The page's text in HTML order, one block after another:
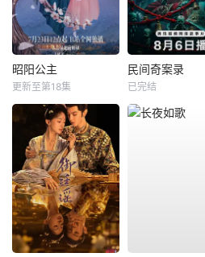
昭阳公主
更新至第18集
民间奇案录
已完结